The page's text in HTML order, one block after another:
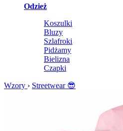
Odzież
Koszulki
Bluzy
Szlafroki
Pidżamy
Bielizna
Czapki
Wzory › Streetwear 😎